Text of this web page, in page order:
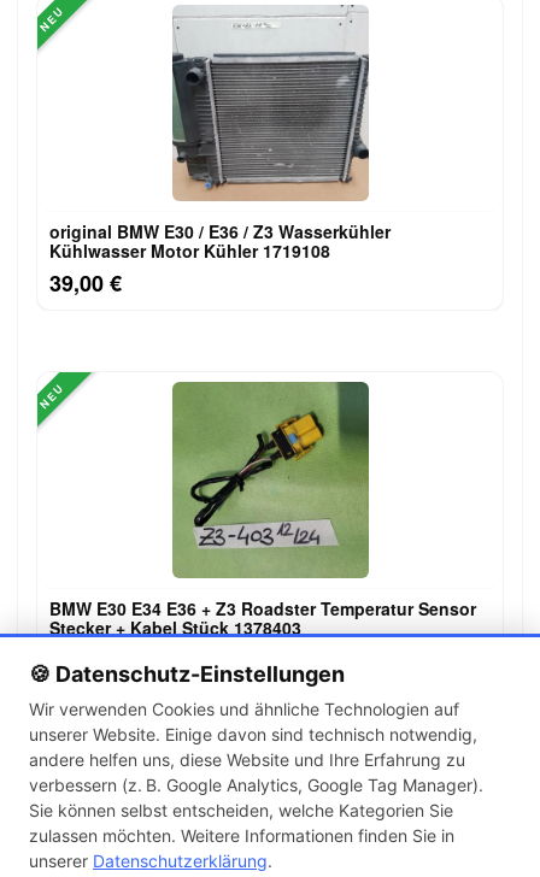
🍪 Datenschutz-Einstellungen
Wir verwenden Cookies und ähnliche Technologien auf
unserer Website. Einige davon sind technisch notwendig,
andere helfen uns, diese Website und Ihre Erfahrung zu
verbessern (z. B. Google Analytics, Google Tag Manager).
Sie können selbst entscheiden, welche Kategorien Sie
zulassen möchten. Weitere Informationen finden Sie in
unserer Datenschutzerklärung.
NEU
original BMW E30 / E36 / Z3 Wasserkühler
Kühlwasser Motor Kühler 1719108
39,00 €
NEU
BMW E30 E34 E36 + Z3 Roadster Temperatur Sensor
Stecker + Kabel Stück 1378403
39,99 €
← 1 2 3 … 142 →
Artikel pro Seite